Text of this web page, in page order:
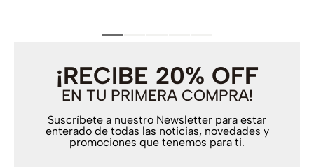
¡RECIBE 20% OFF
EN TU PRIMERA COMPRA!
Suscríbete a nuestro Newsletter para estar
enterado de todas las noticias, novedades y
promociones que tenemos para ti.